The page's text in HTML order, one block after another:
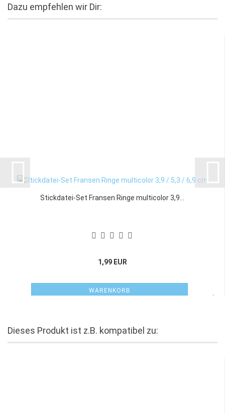
Dazu empfehlen wir Dir:
Stickdatei-Set Fransen Ringe multicolor 3,9...
1,99 EUR
WARENKORB
Dieses Produkt ist z.B. kompatibel zu: